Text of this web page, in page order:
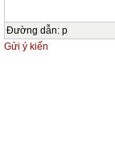
Đường dẫn: p
Gửi ý kiến